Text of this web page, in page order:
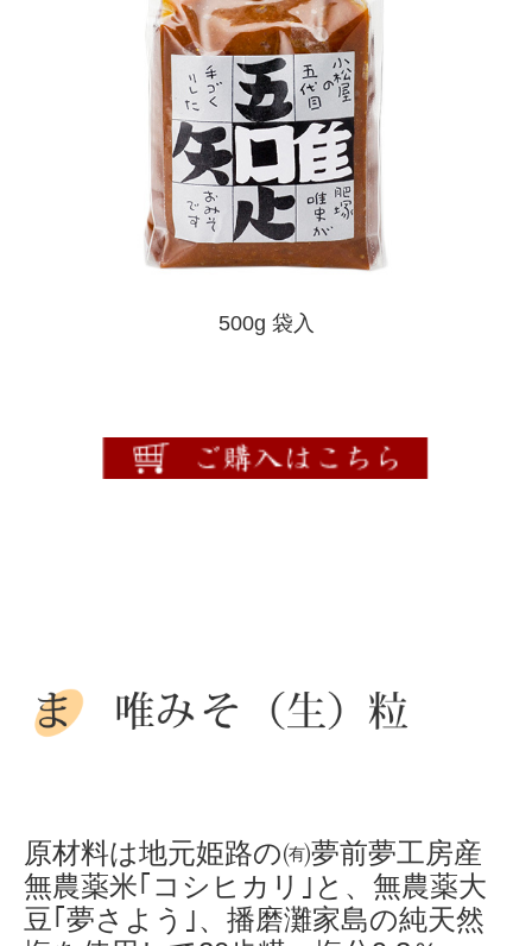
500g 袋入
原材料は地元姫路の㈲夢前夢工房産
無農薬米｢コシヒカリ｣と、無農薬大
豆｢夢さよう｣、播磨灘家島の純天然